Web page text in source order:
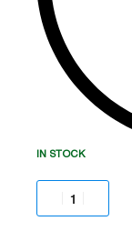
ვიდეო
მყარი
IN STOCK